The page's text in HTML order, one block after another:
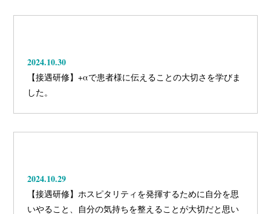
2024.10.30
【接遇研修】+αで患者様に伝えることの大切さを学びま
した。
2024.10.29
【接遇研修】ホスピタリティを発揮するために自分を思
いやること、自分の気持ちを整えることが大切だと思い